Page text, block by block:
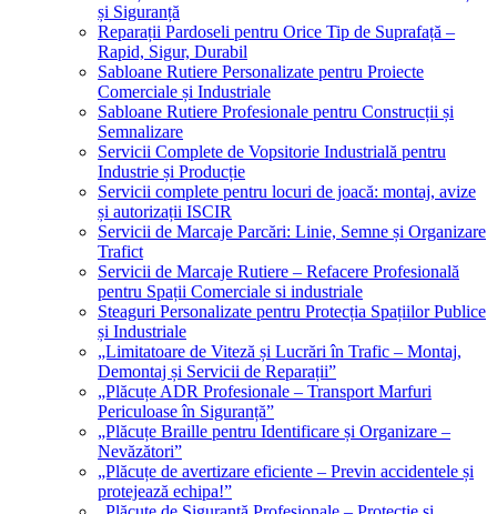
și Siguranță
Reparații Pardoseli pentru Orice Tip de Suprafață –
Rapid, Sigur, Durabil
Sabloane Rutiere Personalizate pentru Proiecte
Comerciale și Industriale
Sabloane Rutiere Profesionale pentru Construcții și
Semnalizare
Servicii Complete de Vopsitorie Industrială pentru
Industrie și Producție
Servicii complete pentru locuri de joacă: montaj, avize
și autorizații ISCIR
Servicii de Marcaje Parcări: Linie, Semne și Organizare
Trafict
Servicii de Marcaje Rutiere – Refacere Profesională
pentru Spații Comerciale si industriale
Steaguri Personalizate pentru Protecția Spațiilor Publice
și Industriale
„Limitatoare de Viteză și Lucrări în Trafic – Montaj,
Demontaj și Servicii de Reparații”
„Plăcuțe ADR Profesionale – Transport Marfuri
Periculoase în Siguranță”
„Plăcuțe Braille pentru Identificare și Organizare –
Nevăzători”
„Plăcuțe de avertizare eficiente – Previn accidentele și
protejează echipa!”